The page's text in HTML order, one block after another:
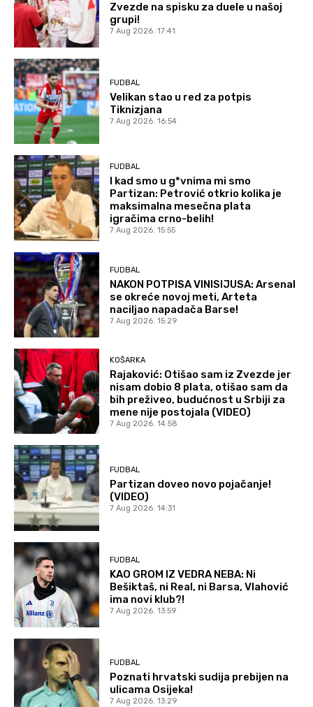
Zvezde na spisku za duele u našoj
grupi!
7 Aug 2026. 17:41
FUDBAL
Velikan stao u red za potpis
Tiknizjana
7 Aug 2026. 16:54
FUDBAL
I kad smo u g*vnima mi smo
Partizan: Petrović otkrio kolika je
maksimalna mesečna plata
igračima crno-belih!
7 Aug 2026. 15:55
FUDBAL
NAKON POTPISA VINISIJUSA: Arsenal
se okreće novoj meti, Arteta
naciljao napadača Barse!
7 Aug 2026. 15:29
KOŠARKA
Rajaković: Otišao sam iz Zvezde jer
nisam dobio 8 plata, otišao sam da
bih preživeo, budućnost u Srbiji za
mene nije postojala (VIDEO)
7 Aug 2026. 14:58
FUDBAL
Partizan doveo novo pojačanje!
(VIDEO)
7 Aug 2026. 14:31
FUDBAL
KAO GROM IZ VEDRA NEBA: Ni
Bešiktaš, ni Real, ni Barsa, Vlahović
ima novi klub?!
7 Aug 2026. 13:59
FUDBAL
Poznati hrvatski sudija prebijen na
ulicama Osijeka!
7 Aug 2026. 13:29